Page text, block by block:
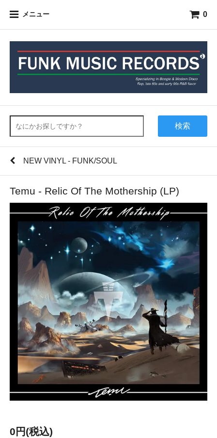
メニュー 0
検索
NEW VINYL - FUNK/SOUL
Temu - Relic Of The Mothership (LP)
0円(税込)